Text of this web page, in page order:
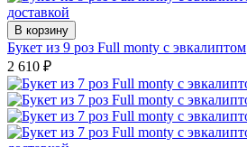
В корзину
Букет из 9 роз Full monty с эвкалиптом
2 610 ₽